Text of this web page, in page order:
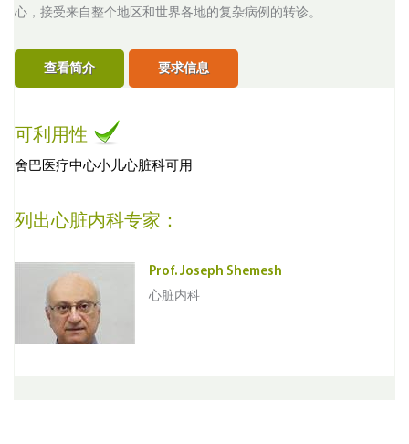
心，接受来自整个地区和世界各地的复杂病例的转诊。
查看简介 要求信息
可利用性
舍巴医疗中心小儿心脏科可用
列出心脏内科专家：
Prof. Joseph Shemesh
心脏内科